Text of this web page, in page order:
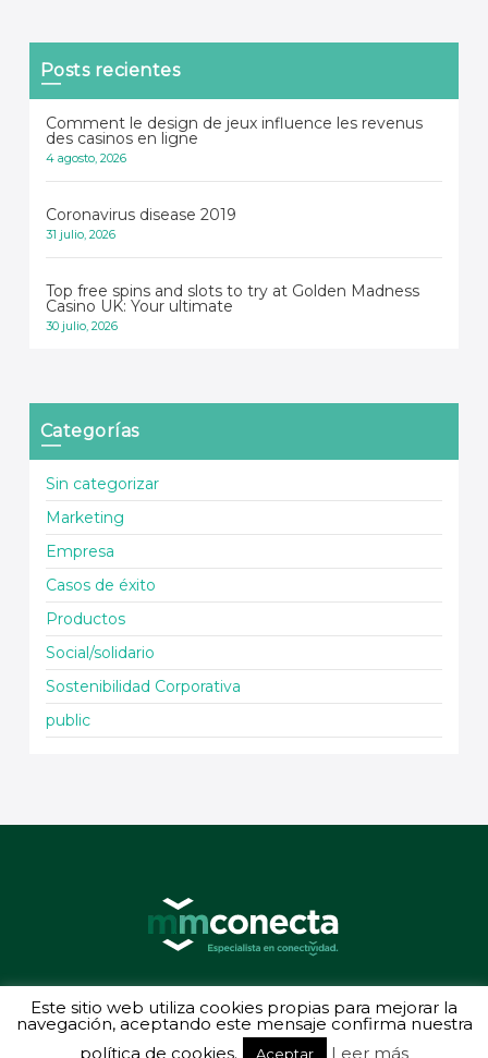
Posts recientes
Comment le design de jeux influence les revenus
des casinos en ligne
4 agosto, 2026
Coronavirus disease 2019
31 julio, 2026
Top free spins and slots to try at Golden Madness
Casino UK: Your ultimate
30 julio, 2026
Categorías
Sin categorizar
Marketing
Empresa
Casos de éxito
Productos
Social/solidario
Sostenibilidad Corporativa
public
887 40 87 - Todos los derechos reservados
Política de privacidad-Aviso legal
Este sitio web utiliza cookies propias para mejorar la
navegación, aceptando este mensaje confirma nuestra
política de cookies.
Aceptar Leer más